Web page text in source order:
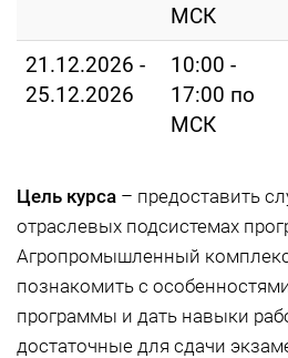
МСК
21.12.2026 -
25.12.2026
10:00 -
17:00 по
МСК
Цель курса – предоставить
отраслевых подсистемах
Агропромышленный
познакомить с
программы и дать навыки
достаточные для сдачи